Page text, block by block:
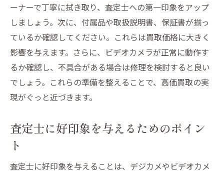
ーナーで丁寧に拭き取り、査定士への第一印象をアップ
しましょう。次に、付属品や取扱説明書、保証書が揃っ
ているか確認してください。これらは買取価格に大きく
影響を与えます。さらに、ビデオカメラが正常に動作す
るか確認し、不具合がある場合は修理を検討すると良い
でしょう。これらの準備を整えることで、高価買取の実
現がぐっと近づきます。
査定士に好印象を与えるためのポイン
ト
査定士に好印象を与えることは、デジカメやビデオカメ